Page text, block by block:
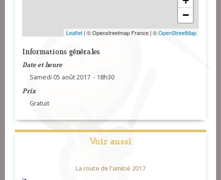
−
Leaflet | © Openstreetmap France | ©OpenStreetMap
Informations générales
Date et heure
Samedi 05 août 2017 - 18h30
Prix
Gratuit
Voir aussi
La route de l'amitié 2017